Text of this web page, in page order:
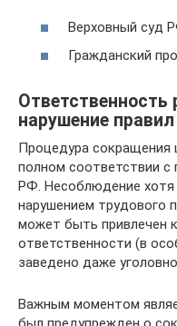
Верховный суд
Гражданский
Ответственность
нарушение правил
Процедура сокращения
полном соответствии
РФ. Несоблюдение хотя
нарушением трудового
может быть привлечен
ответственности (в
заведено даже
Важным моментом